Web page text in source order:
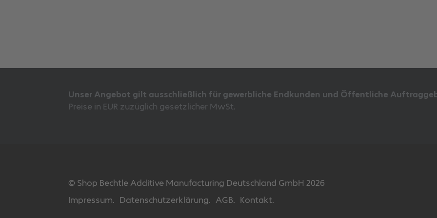
Unser Angebot gilt ausschließlich für gewerbliche Endkunden und Öffentliche
Preise in EUR zuzüglich gesetzlicher MwSt.
© Shop Bechtle Additive Manufacturing Deutschland GmbH 2026
Impressum. Datenschutzerklärung. AGB. Kontakt.